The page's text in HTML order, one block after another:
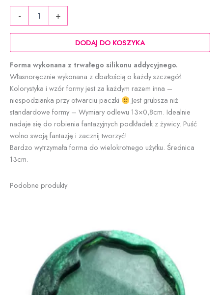
-
Forma
ŻYWICY
+
DODAJ DO KOSZYKA
Forma wykonana z trwałego silikonu addycyjnego.
Własnoręcznie wykonana z dbałością o każdy szczegół.
Kolorystyka i wzór formy jest za każdym razem inna –
niespodzianka przy otwarciu paczki
Jest grubsza niż
standardowe formy – Wymiary odlewu 13×0,8cm. Idealnie
nadaje się do robienia fantazyjnych podkładek z żywicy. Puść
wolno swoją fantazję i zacznij tworzyć!
Bardzo wytrzymała forma do wielokrotnego użytku. Średnica
13cm.
Podobne produkty